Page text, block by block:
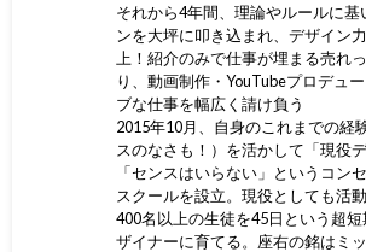
それから4年間、理論やルールに基
ンを大坪に叩き込まれ、デザイン
上！紹介のみで仕事が埋まる売れ
り、動画制作・YouTubeプロデュ
ブな仕事を幅広く請け負う
2015年10月、自身のこれまでの経
スのなさも！）を活かして「現役
「センスはいらない」というコン
スクールを設立。現役としても活
400名以上の生徒を45日という超
ザイナーに育てる。座右の銘はミ